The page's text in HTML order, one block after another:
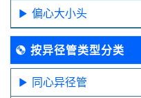
偏心大小头
按异径管类型分类
同心异径管